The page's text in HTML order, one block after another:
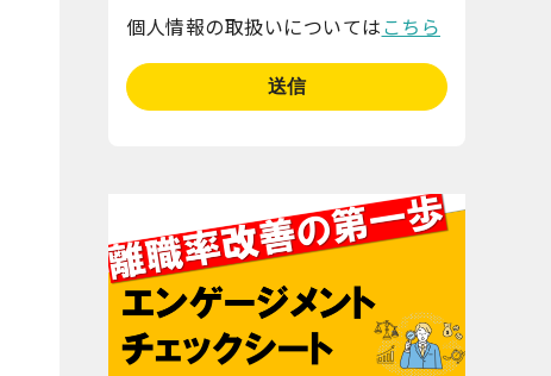
個人情報の取扱いについては こちら